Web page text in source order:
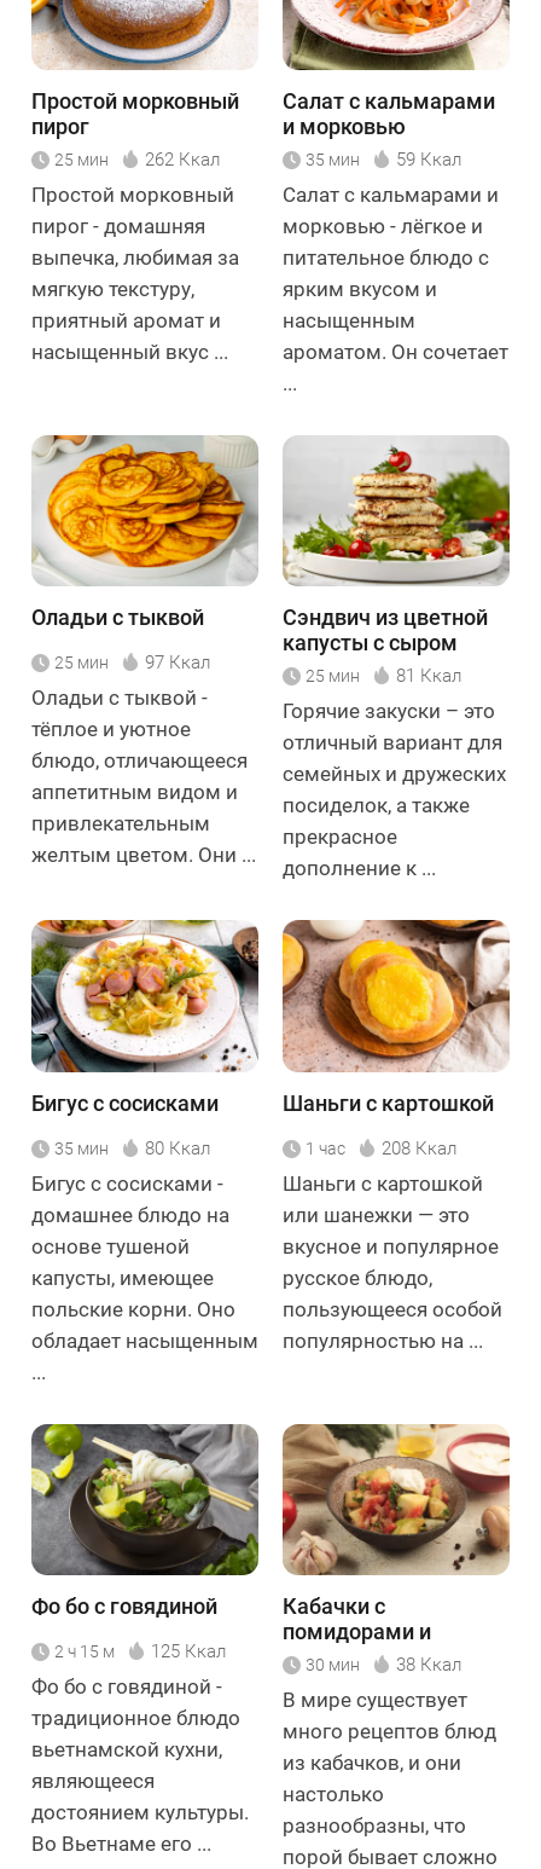
Простой морковный
пирог
25 мин 262 Ккал
Простой морковный
пирог - домашняя
выпечка, любимая за
мягкую текстуру,
приятный аромат и
насыщенный вкус ...
Салат с кальмарами
и морковью
35 мин 59 Ккал
Салат с кальмарами и
морковью - лёгкое и
питательное блюдо с
ярким вкусом и
насыщенным
ароматом. Он сочетает
...
Оладьи с тыквой
25 мин 97 Ккал
Оладьи с тыквой -
тёплое и уютное
блюдо, отличающееся
аппетитным видом и
привлекательным
желтым цветом. Они ...
Сэндвич из цветной
капусты с сыром
25 мин 81 Ккал
Горячие закуски – это
отличный вариант для
семейных и дружеских
посиделок, а также
прекрасное
дополнение к ...
Бигус с сосисками
35 мин 80 Ккал
Бигус с сосисками -
домашнее блюдо на
основе тушеной
капусты, имеющее
польские корни. Оно
обладает насыщенным
...
Шаньги с картошкой
1 час 208 Ккал
Шаньги с картошкой
или шанежки — это
вкусное и популярное
русское блюдо,
пользующееся особой
популярностью на ...
Фо бо с говядиной
2 ч 15 м 125 Ккал
Фо бо с говядиной -
традиционное блюдо
вьетнамской кухни,
являющееся
достоянием культуры.
Во Вьетнаме его ...
Кабачки с
помидорами и
чесноком
30 мин 38 Ккал
В мире существует
много рецептов блюд
из кабачков, и они
настолько
разнообразны, что
порой бывает сложно